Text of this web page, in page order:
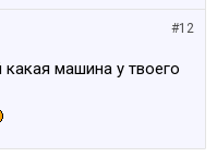
#12
машина у твоего